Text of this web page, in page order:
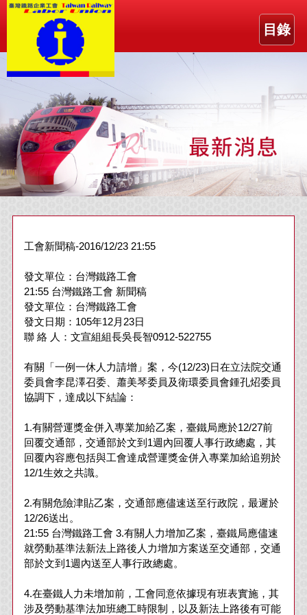
目錄
工會新聞稿-2016/12/23 21:55
發文單位：台灣鐵路工會
21:55 台灣鐵路工會 新聞稿
發文單位：台灣鐵路工會
發文日期：105年12月23日
聯 絡 人：文宣組組長吳長智0912-522755
有關「一例一休人力請增」案，今(12/23)日在立法院交通
委員會李昆澤召委、蕭美琴委員及衛環委員會鍾孔炤委員
協調下，達成以下結論：
1.有關營運獎金併入專業加給乙案，臺鐵局應於12/27前
回覆交通部，交通部於文到1週內回覆人事行政總處，其
回覆內容應包括與工會達成營運獎金併入專業加給追朔於
12/1生效之共識。
2.有關危險津貼乙案，交通部應儘速送至行政院，最遲於
12/26送出。
21:55 台灣鐵路工會 3.有關人力增加乙案，臺鐵局應儘速
就勞動基準法新法上路後人力增加方案送至交通部，交通
部於文到1週內送至人事行政總處。
4.在臺鐵人力未增加前，工會同意依據現有班表實施，其
涉及勞動基準法加班總工時限制，以及新法上路後有可能